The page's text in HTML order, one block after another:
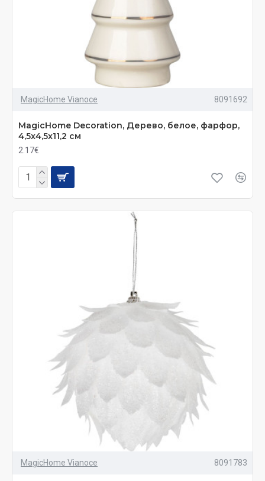
MagicHome Vianoce 8091692
MagicHome Decoration, Дерево, белое, фарфор,
4,5x4,5x11,2 см
2.17€
MagicHome Vianoce 8091783